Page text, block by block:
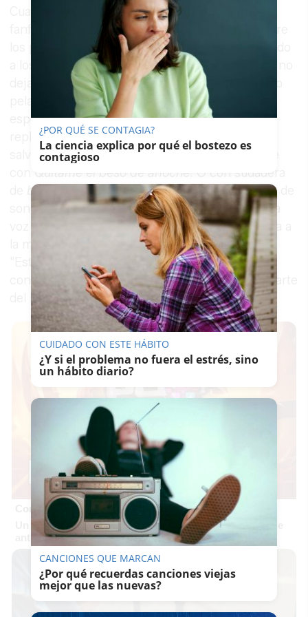
Cuando esperas otra cosa, Poveda está
fanfarroneando con unHeymetido de lleno entre
los pasillos laterales del patio de butacas. Mirando
a los ojos a su público, a lospovedalovers
dejan de jalearle, de elogiarle y piropearle a grito
pelado. "¡Viva tumare
!", vocifera una
espectadora. "Viva mimarede Puertollano",
replica .Transformado en Julio Iglesias
salvaje deBambino, al que rápidamente recurre
Quítame el beso de anoche . O con sudadera
brilli brilli
, o con camisa negra con chorreras de
soneto jondo. Cuando se abra la veda… se oye la
Sabina, en aquella intro de la copla a
la muerte de otro padre,don Enrique Morente.
"Estoy como medio en casa, pero no pierdo la
conciencia de donde estoy, en la tierra de más arte
del mundo", se presenta, como si hiciera falta.
Corepunk MMORPG
Un verdadero MMORPG de la vieja escuela ¡Cómo los de
antes, pero mejor!
¿POR QUÉ SE CONTAGIA?
La ciencia explica por qué el bostezo es
contagioso
CUIDADO CON ESTE HÁBITO
¿Y si el problema no fuera el estrés, sino
un hábito diario?
CANCIONES QUE MARCAN
¿Por qué recuerdas canciones viejas
mejor que las nuevas?